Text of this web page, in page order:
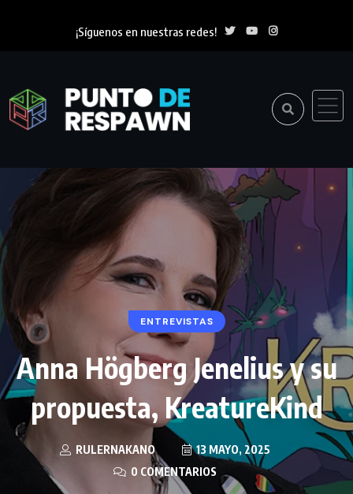
¡Síguenos en nuestras redes!
ENTREVISTAS
Anna Högberg Jenelius y su
propuesta, KreatureKind
RULERNAKANO
13 MAYO, 2025
0 COMENTARIOS